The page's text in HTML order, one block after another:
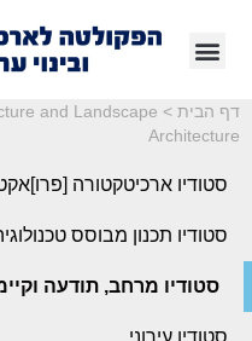
דף הבית >
and Landscape
Architecture
סטודיו ארכיטקטורה
סטודיו תכנון מבוסס
סטודיו מרחב, תודעה
סטודיו עירוני